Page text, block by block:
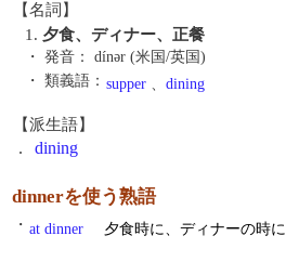
【名詞】
1. 夕食、ディナー、正餐
・ 発音：
dínər (米国/英国)
・ 類義語： supper 、 dining
【派生語】
. dining
dinnerを使う熟語
・ at dinner 夕食時に、ディナーの時に